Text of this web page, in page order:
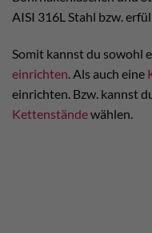
AISI 316L Stahl bzw.
Somit kannst du sowohl
einrichten . Als auch eine
einrichten. Bzw. kannst
Kettenständewählen.